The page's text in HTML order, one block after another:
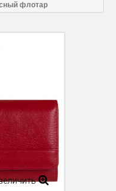
флотар